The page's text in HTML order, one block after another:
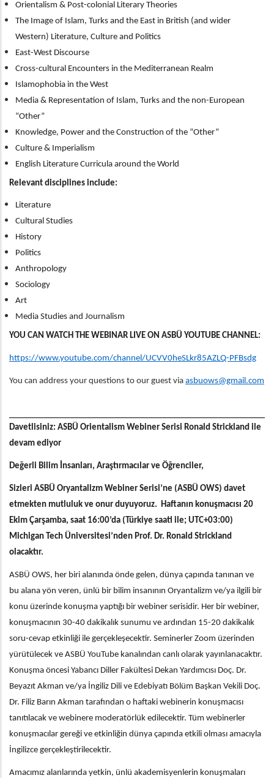
Orientalism & Post-colonial Literary Theories
The Image of Islam, Turks and the East in British (and wider
Western) Literature, Culture and Politics
East-West Discourse
Cross-cultural Encounters in the Mediterranean Realm
Islamophobia in the West
Media & Representation of Islam, Turks and the non-European
“Other”
Knowledge, Power and the Construction of the “Other”
Culture & Imperialism
English Literature Curricula around the World
Relevant disciplines include:
Literature
Cultural Studies
History
Politics
Anthropology
Sociology
Art
Media Studies and Journalism
YOU CAN WATCH THE WEBINAR LIVE ON ASBÜ YOUTUBE CHANNEL:
https://www.youtube.com/channel/UCVV0heSLkr85AZLQ-PFBsdg
You can address your questions to our guest via asbuows@gmail.com
Davetlisiniz: ASBÜ Orientalism Webiner Serisi Ronald Strickland ile
devam ediyor
Değerli Bilim İnsanları, Araştırmacılar ve Öğrenciler,
Sizleri ASBÜ Oryantalizm Webiner Serisi’ne (ASBÜ OWS) davet
etmekten mutluluk ve onur duyuyoruz. Haftanın konuşmacısı 20
Ekim Çarşamba, saat 16:00’da (Türkiye saati ile; UTC+03:00)
Michigan Tech Üniversitesi’nden Prof. Dr. Ronald Strickland
olacaktır.
ASBÜ OWS, her biri alanında önde gelen, dünya çapında tanınan ve
bu alana yön veren, ünlü bir bilim insanının Oryantalizm ve/ya ilgili bir
konu üzerinde konuşma yaptığı bir webiner serisidir. Her bir webiner,
konuşmacının 30-40 dakikalık sunumu ve ardından 15-20 dakikalık
soru-cevap etkinliği ile gerçekleşecektir. Seminerler Zoom üzerinden
yürütülecek ve ASBÜ YouTube kanalından canlı olarak yayınlanacaktır.
Konuşma öncesi Yabancı Diller Fakültesi Dekan Yardımcısı Doç. Dr.
Beyazıt Akman ve/ya İngiliz Dili ve Edebiyatı Bölüm Başkan Vekili Doç.
Dr. Filiz Barın Akman tarafından o haftaki webinerin konuşmacısı
tanıtılacak ve webinere moderatörlük edilecektir. Tüm webinerler
konuşmacılar gereği ve etkinliğin dünya çapında etkili olması amacıyla
İngilizce gerçekleştirilecektir.
Amacımız alanlarında yetkin, ünlü akademisyenlerin konuşmaları